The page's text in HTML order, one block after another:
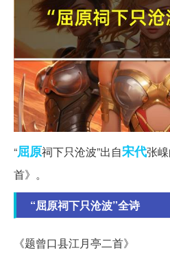
“屈原祠下只沧波”出自宋代张
首》。
“屈原祠下只沧波”全诗
《题曾口县江月亭二首》